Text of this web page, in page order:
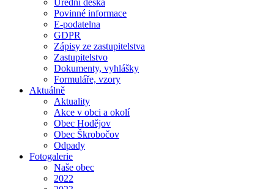
Úřední deska
Povinné informace
E-podatelna
GDPR
Zápisy ze zastupitelstva
Zastupitelstvo
Dokumenty, vyhlášky
Formuláře, vzory
Aktuálně
Aktuality
Akce v obci a okolí
Obec Hodějov
Obec Škrobočov
Odpady
Fotogalerie
Naše obec
2022